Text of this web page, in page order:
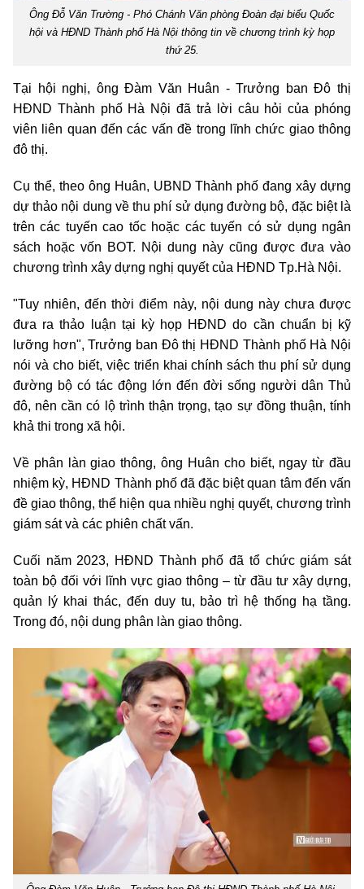
Ông Đỗ Văn Trường - Phó Chánh Văn phòng Đoàn đại biểu Quốc
hội và HĐND Thành phố Hà Nội thông tin về chương trình kỳ họp
thứ 25.
Tại hội nghị, ông Đàm Văn Huân - Trưởng ban Đô thị
HĐND Thành phố Hà Nội đã trả lời câu hỏi của phóng
viên liên quan đến các vấn đề trong lĩnh chức giao thông
đô thị.
Cụ thể, theo ông Huân, UBND Thành phố đang xây dựng
dự thảo nội dung về thu phí sử dụng đường bộ, đặc biệt là
trên các tuyến cao tốc hoặc các tuyến có sử dụng ngân
sách hoặc vốn BOT. Nội dung này cũng được đưa vào
chương trình xây dựng nghị quyết của HĐND Tp.Hà Nội.
"Tuy nhiên, đến thời điểm này, nội dung này chưa được
đưa ra thảo luận tại kỳ họp HĐND do cần chuẩn bị kỹ
lưỡng hơn", Trưởng ban Đô thị HĐND Thành phố Hà Nội
nói và cho biết, việc triển khai chính sách thu phí sử dụng
đường bộ có tác động lớn đến đời sống người dân Thủ
đô, nên cần có lộ trình thận trọng, tạo sự đồng thuận, tính
khả thi trong xã hội.
Về phân làn giao thông, ông Huân cho biết, ngay từ đầu
nhiệm kỳ, HĐND Thành phố đã đặc biệt quan tâm đến vấn
đề giao thông, thể hiện qua nhiều nghị quyết, chương trình
giám sát và các phiên chất vấn.
Cuối năm 2023, HĐND Thành phố đã tổ chức giám sát
toàn bộ đối với lĩnh vực giao thông – từ đầu tư xây dựng,
quản lý khai thác, đến duy tu, bảo trì hệ thống hạ tầng.
Trong đó, nội dung phân làn giao thông.